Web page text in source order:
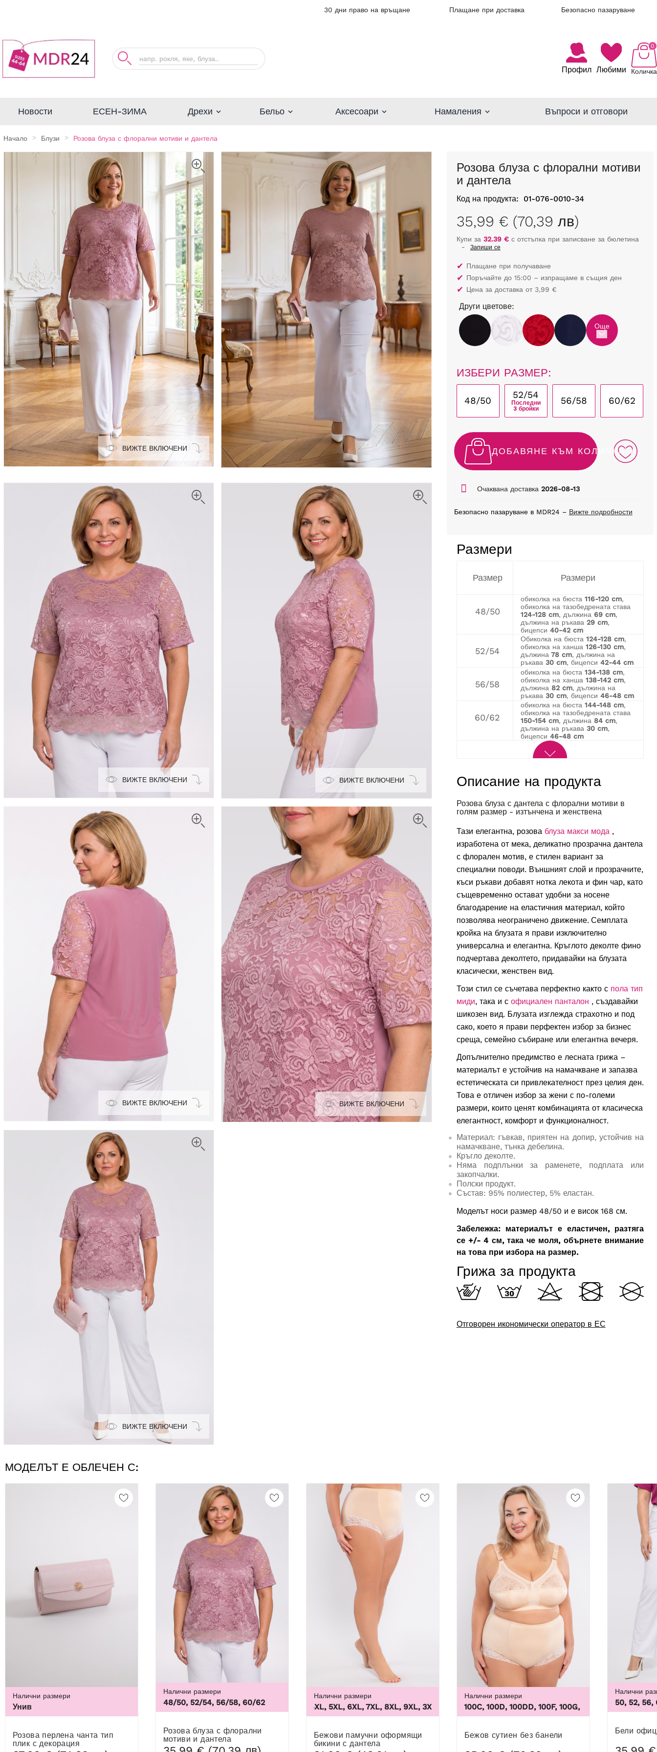
30 дни право на връщане Плащане при доставка Безопасно пазаруване
Профил Любими Количка
0
Новости ЕСЕН-ЗИМА Дрехи Бельо Аксесоари Намаления Въпроси и отговори
Начало Блузи Розова блуза с флорални мотиви и дантела
ВИЖТЕ ВКЛЮЧЕНИ
ВИЖТЕ ВКЛЮЧЕНИ ВИЖТЕ ВКЛЮЧЕНИ
ВИЖТЕ ВКЛЮЧЕНИ ВИЖТЕ ВКЛЮЧЕНИ
ВИЖТЕ ВКЛЮЧЕНИ
Розова блуза с флорални мотиви
и дантела
Код на продукта: 01-076-0010-34
35,99 € (70,39 лв)
Купи за 32.39 €с отстъпка при записване за бюлетина
-
Запиши се
✔ Плащане при получаване
✔ Поръчайте до 15:00 – изпращаме в същия ден
✔ Цена за доставка от 3,99 €
Други цветове:
Още
ИЗБЕРИ РАЗМЕР:
48/50
52/54
Последни
3 бройки
56/58 60/62
ДОБАВЯНЕ КЪМ КОЛИЧКАТА
Очаквана доставка 2026-08-13
Безопасно пазаруване в MDR24 – Вижте подробности
Размери
Размер Размери
48/50
обиколка на бюста 116-120 cm,
обиколка на тазобедрената става
124-128 cm, дължина 69 cm,
дължина на ръкава 29 cm,
бицепси 40-42 cm
52/54
Обиколка на бюста 124-128 cm,
обиколка на ханша 126-130 cm,
дължина 78 cm, дължина на
ръкава 30 cm, бицепси 42-44 cm
56/58
обиколка на бюста 134-138 cm,
обиколка на ханша 138-142 cm,
дължина 82 cm, дължина на
ръкава 30 cm, бицепси 46-48 cm
60/62
обиколка на бюста 144-148 cm,
обиколка на тазобедрената става
150-154 cm, дължина 84 cm,
дължина на ръкава 30 cm,
бицепси 46-48 cm
Описание на продукта
Розова блуза с дантела с флорални мотиви в
голям размер - изтънчена и женствена
Тази елегантна, розова блуза макси мода,
изработена от мека, деликатно прозрачна дантела
с флорален мотив, е стилен вариант за
специални поводи. Външният слой и прозрачните,
къси ръкави добавят нотка лекота и фин чар, като
същевременно остават удобни за носене
благодарение на еластичния материал, който
позволява неограничено движение. Семплата
кройка на блузата я прави изключително
универсална и елегантна. Кръглото деколте фино
подчертава деколтето, придавайки на блузата
класически, женствен вид.
Този стил се съчетава перфектно както с пола тип
миди, така и с официален панталон , създавайки
шикозен вид. Блузата изглежда страхотно и под
сако, което я прави перфектен избор за бизнес
среща, семейно събиране или елегантна вечеря.
Допълнително предимство е лесната грижа –
материалът е устойчив на намачкване и запазва
естетическата си привлекателност през целия ден.
Това е отличен избор за жени с по-големи
размери, които ценят комбинацията от класическа
елегантност, комфорт и функционалност.
Материал: гъвкав, приятен на допир, устойчив на
намачкване, тънка дебелина.
Кръгло деколте.
Няма подплънки за раменете, подплата или
закопчалки.
Полски продукт.
Състав: 95% полиестер, 5% еластан.
Моделът носи размер 48/50 и е висок 168 см.
Забележка: материалът е еластичен, разтяга
се +/- 4 см, така че моля, обърнете внимание
на това при избора на размер.
Грижа за продукта
Отговорен икономически оператор в ЕС
МОДЕЛЪТ Е ОБЛЕЧЕН С:
Налични размери
Унив
Розова перлена чанта тип
плик с декорация
Налични размери
48/50, 52/54, 56/58, 60/62
Розова блуза с флорални
мотиви и дантела
Налични размери
3XL, 4XL, 5XL, 6XL, 7XL, 8XL, 9XL,3XL, 4XL, 5XL, 6XL, 7XL, 8XL, 9XL
Бежови памучни оформящи
бикини с дантела
Налични размери
100B, 100C, 100D, 100DD, 100F, 100G, 100H, 100I, 100J, 100K,
Бежов сутиен без банели
Налични
50, 52, 56,
Бели